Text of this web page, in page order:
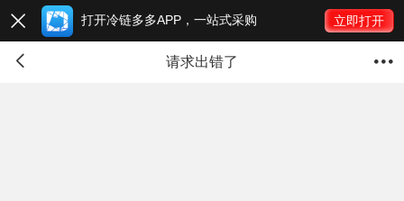
 打开冷链多多APP，一站式采购 立即打开
 请求出错了 